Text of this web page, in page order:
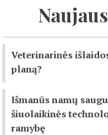
Veterinarinės
planą?
Išmanūs namų
šiuolaikinės
ramybę